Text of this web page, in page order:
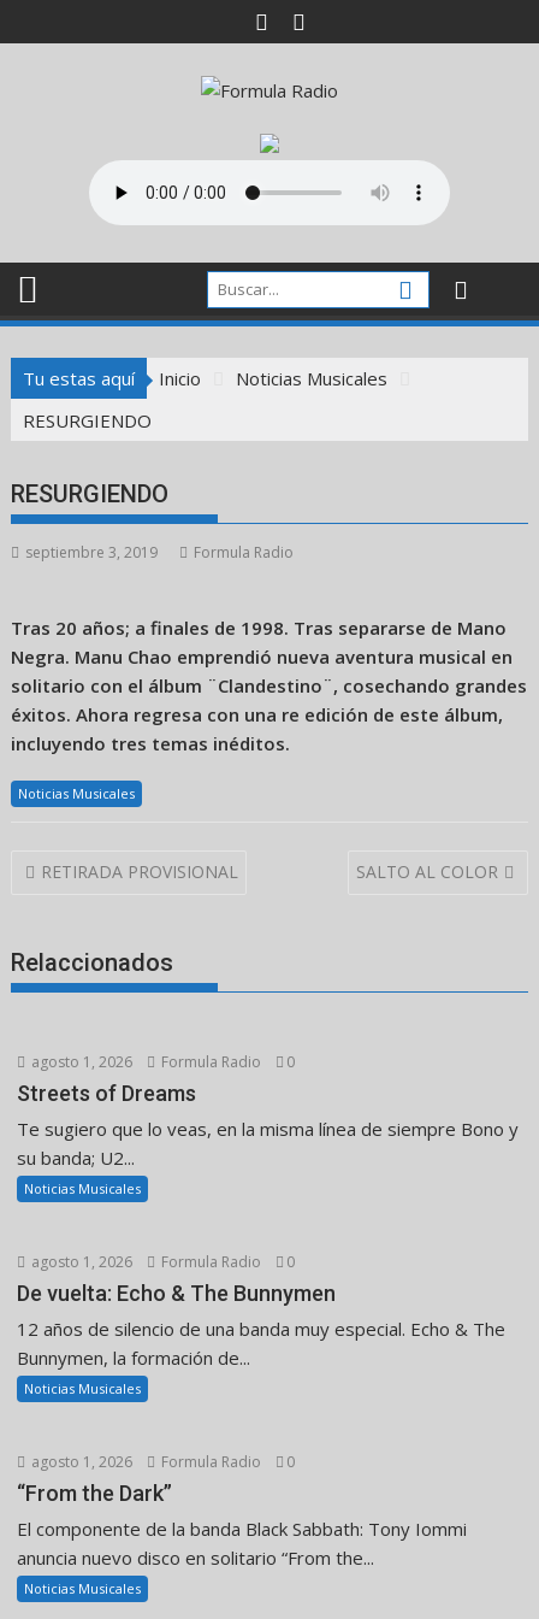
al
Tu estas aquí Inicio
Noticias Musicales
RESURGIENDO
RESURGIENDO
septiembre 3, 2019 Formula Radio
Tras 20 años; a finales de 1998. Tras separarse de Mano
Negra. Manu Chao emprendió nueva aventura musical en
solitario con el álbum ¨Clandestino¨, cosechando grandes
éxitos. Ahora regresa con una re edición de este álbum,
incluyendo tres temas inéditos.
Noticias Musicales
Navegación
RETIRADA PROVISIONAL SALTO AL COLOR
Relaccionados
agosto 1, 2026 Formula Radio 0
Streets of Dreams
Te sugiero que lo veas, en la misma línea de siempre Bono y
su banda; U2...
Noticias Musicales
agosto 1, 2026 Formula Radio 0
De vuelta: Echo & The Bunnymen
12 años de silencio de una banda muy especial. Echo & The
Bunnymen, la formación de...
Noticias Musicales
agosto 1, 2026 Formula Radio 0
“From the Dark”
El componente de la banda Black Sabbath: Tony Iommi
anuncia nuevo disco en solitario “From the...
Noticias Musicales